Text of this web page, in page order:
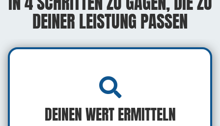
DEINER LEISTUNG PASSEN
DEINEN WERT ERMITTELN